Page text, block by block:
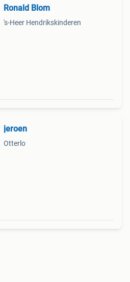
Ronald Blom
's-Heer Hendrikskinderen
jeroen
Otterlo